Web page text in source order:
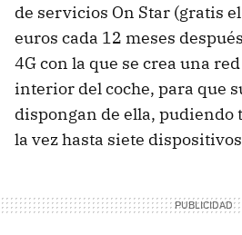
de servicios On Star (gratis
euros cada 12 meses
4G con la que se crea una
interior del coche, para que
dispongan de ella, pudiendo
la vez hasta siete